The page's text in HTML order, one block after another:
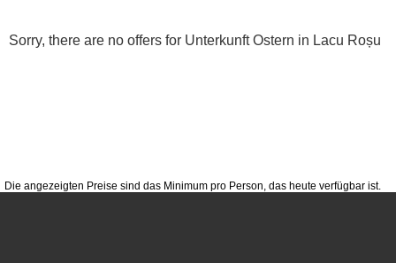
Die angezeigten Preise sind das Minimum pro Person, das heute verfügbar ist.
Sorry, there are no offers for Unterkunft Ostern in Lacu Roșu
®
touristischen